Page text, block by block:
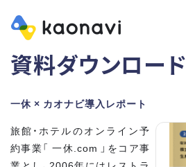
資料ダウンロード
一休 × カオナビ導入レポート
旅館・ホテルのオンライン予
約事業「 一休.com 」をコア事